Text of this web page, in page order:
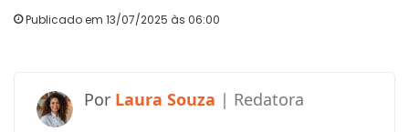
Publicado em 13/07/2025 às 06:00
Laura Souza